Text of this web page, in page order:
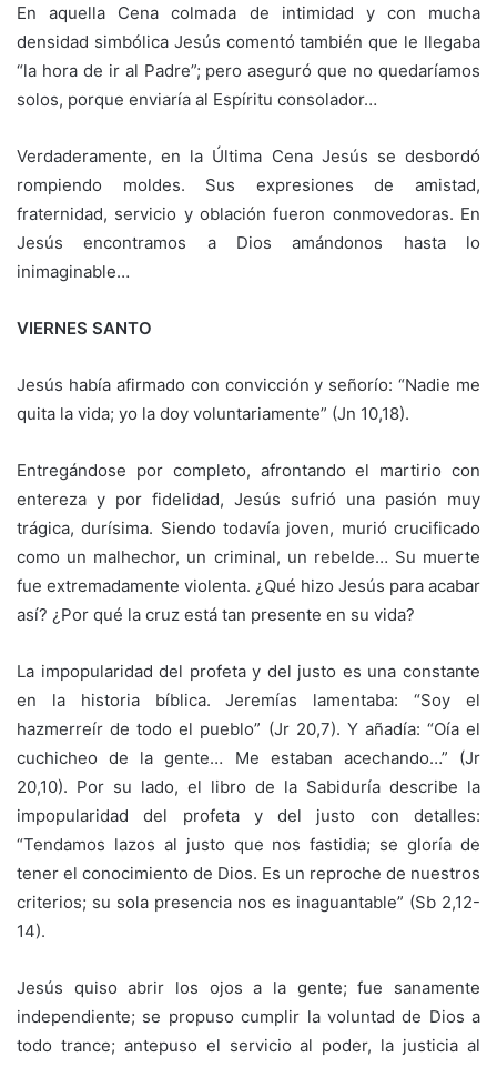
En aquella Cena colmada de intimidad y con mucha
densidad simbólica Jesús comentó también que le llegaba
“la hora de ir al Padre”; pero aseguró que no quedaríamos
solos, porque enviaría al Espíritu consolador…
Verdaderamente, en la Última Cena Jesús se desbordó
rompiendo moldes. Sus expresiones de amistad,
fraternidad, servicio y oblación fueron conmovedoras. En
Jesús encontramos a Dios amándonos hasta lo
inimaginable…
VIERNES SANTO
Jesús había afirmado con convicción y señorío: “Nadie me
quita la vida; yo la doy voluntariamente” (Jn 10,18).
Entregándose por completo, afrontando el martirio con
entereza y por fidelidad, Jesús sufrió una pasión muy
trágica, durísima. Siendo todavía joven, murió crucificado
como un malhechor, un criminal, un rebelde… Su muerte
fue extremadamente violenta. ¿Qué hizo Jesús para acabar
así? ¿Por qué la cruz está tan presente en su vida?
La impopularidad del profeta y del justo es una constante
en la historia bíblica. Jeremías lamentaba: “Soy el
hazmerreír de todo el pueblo” (Jr 20,7). Y añadía: “Oía el
cuchicheo de la gente… Me estaban acechando…” (Jr
20,10). Por su lado, el libro de la Sabiduría describe la
impopularidad del profeta y del justo con detalles:
“Tendamos lazos al justo que nos fastidia; se gloría de
tener el conocimiento de Dios. Es un reproche de nuestros
criterios; su sola presencia nos es inaguantable” (Sb 2,12-
14).
Jesús quiso abrir los ojos a la gente; fue sanamente
independiente; se propuso cumplir la voluntad de Dios a
todo trance; antepuso el servicio al poder, la justicia al